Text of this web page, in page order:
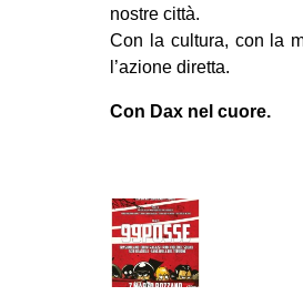
nostre città.
Con la cultura, con la
l’azione diretta.
Con Dax nel cuore.